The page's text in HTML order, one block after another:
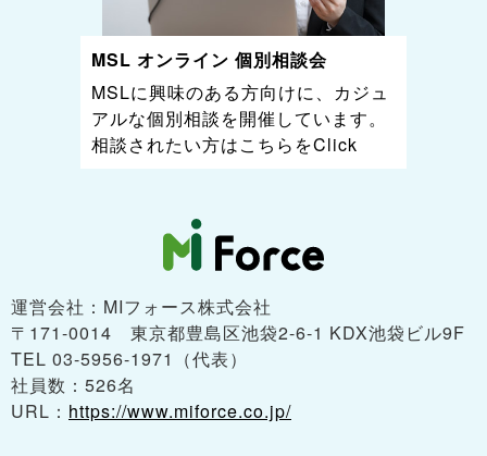
MSL オンライン 個別相談会
MSLに興味のある方向けに、カジュ
アルな個別相談を開催しています。
相談されたい方はこちらをClick
運営会社：MIフォース株式会社
〒171-0014 東京都豊島区池袋2-6-1 KDX池袋ビル9F
TEL 03-5956-1971（代表）
社員数：526名
URL： https://www.miforce.co.jp/